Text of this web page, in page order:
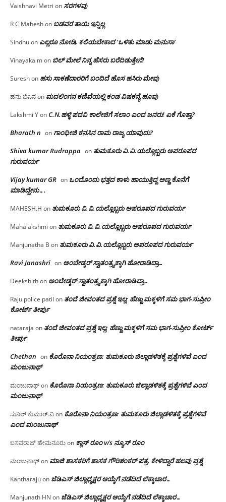
Vaishnavi Metri onಸರಗಳವು
R C Maheshon ಬಡವರ ತಾಯಿ ಇನ್ನಿಲ್ಲ
Sindhuon ಎಲ್ಲರೂ ನೋಡಿ, ಕಲಿಯಬೇಕಾದ ‘ಒಳಿತು ಮಾಡು ಮನುಸಾ’
Vinayaka mon ಬಿಲ್ ಮೇಲೆ ನಿನ್ನ ಹೆಸರು ಬರೆದಿಡುತ್ತೇನೆ!
Sureshon ಹಸು ಸಾಕಣೆದಾರರಿಗೆ ಬಂದಿದೆ ಹೊಸ ಹಸಿರು ಮೇವು
ಹನು ಬಿಎನon ಮದಲಿಂಗನ ಕಣಿವೆಯಲ್ಲಿ ಕಂಡ ವಿಷಕನ್ಯೆ ಹೂವು
Lakshmi YonC.N.ಹಳ್ಳಿ ಪದವಿ ಕಾಲೇಜಿಗೆ ಸಲಾಂ‌ ಎಂದ ಜನರು! ಏಕೆ ಗೊತ್ತಾ?
Bharath n onಗಾಂಧೀಜಿ ಕನಸಿನ ರಾಮ ರಾಜ್ಯ ಯಾವುದು?
Shiva kumar Rudrappa on ತುಮಕೂರು‌ ವಿ.ವಿ.ಯಲ್ಲೊಬ್ಬರು ಅಪರೂಪದ
ಗುರುವರ್ಯ
Vijay kumar GR on ಒಂದೊಂದು ಭತ್ತದ ಕಾಳು ಹಾಯುತ್ತಿದ್ದ ಅಣ್ಣ ಕೊನೆಗೆ
ಮಾಡಿದ್ದೇನು….
MAHESH.H on ತುಮಕೂರು‌ ವಿ.ವಿ.ಯಲ್ಲೊಬ್ಬರು ಅಪರೂಪದ ಗುರುವರ್ಯ
Mahalakshmi on ತುಮಕೂರು‌ ವಿ.ವಿ.ಯಲ್ಲೊಬ್ಬರು ಅಪರೂಪದ ಗುರುವರ್ಯ
Manjunatha B on ತುಮಕೂರು‌ ವಿ.ವಿ.ಯಲ್ಲೊಬ್ಬರು ಅಪರೂಪದ ಗುರುವರ್ಯ
Ravi Janashri on ಅಂಬೇಡ್ಕರ್ ಸ್ವಾತಂತ್ರ್ಯಕ್ಕಾಗಿ ಹೋರಾಡಿದ್ರಾ…
Deekshithon ಅಂಬೇಡ್ಕರ್ ಸ್ವಾತಂತ್ರ್ಯಕ್ಕಾಗಿ ಹೋರಾಡಿದ್ರಾ…
Raju police patil on ತಂದೆ ಜೀವಂತದ ಪ್ರಶ್ನೆ ಇಲ್ಲ: ಹೆಣ್ಣು ಮಕ್ಕಳಿಗೆ ಸಮ ಭಾಗ-ಸುಪ್ರೀಂ
ಕೋರ್ಟ್ ತೀರ್ಪು
nataraja on ತಂದೆ ಜೀವಂತದ ಪ್ರಶ್ನೆ ಇಲ್ಲ: ಹೆಣ್ಣು ಮಕ್ಕಳಿಗೆ ಸಮ ಭಾಗ-ಸುಪ್ರೀಂ ಕೋರ್ಟ್
ತೀರ್ಪು
Chethan on ಕೊರೊನಾ ನಿಯಂತ್ರಣ: ತುಮಕೂರು ಜಿಲ್ಲಾಡಳಿತಕ್ಕೆ ಪ್ರಶ್ನೆಗಳಿವೆ ಎಂದ
ಮಂಜು‌ನಾಥ್
ಮಂಜುನಾಥ್on ಕೊರೊನಾ ನಿಯಂತ್ರಣ: ತುಮಕೂರು ಜಿಲ್ಲಾಡಳಿತಕ್ಕೆ ಪ್ರಶ್ನೆಗಳಿವೆ ಎಂದ
ಮಂಜು‌ನಾಥ್
ಸುನಿಲ್ ಕುಮಾರ್.ವಿon ಕೊರೊನಾ ನಿಯಂತ್ರಣ: ತುಮಕೂರು ಜಿಲ್ಲಾಡಳಿತಕ್ಕೆ ಪ್ರಶ್ನೆಗಳಿವೆ
ಎಂದ ಮಂಜು‌ನಾಥ್
ಬಸವರಾಜ್ ಹೇಮನೂರುon ಕ್ಲಾಸ್ ರೂಂ v/s ನ್ಯೂಸ್ ರೂಂ
ಮಂಜುನಾಥ್on ಮಾಜಿ ಶಾಸಕರಿಗೆ ಶಾಸಕ ಗೌರಿಶಂಕರ್ ಪತ್ರ, ಕೇಳಿದ್ದಾರೆ ಹಲವು ಪ್ರಶ್ನೆ
Kantharajuon ಜೆಡಿಎಸ್ ಜಿಲ್ಲಾಧ್ಯಕ್ಷರ ಆಯ್ಕೆಗೆ ನಡೆದಿದೆ ಲೆಕ್ಕಾಚಾರ…
Manjunath HN on ಜೆಡಿಎಸ್ ಜಿಲ್ಲಾಧ್ಯಕ್ಷರ ಆಯ್ಕೆಗೆ ನಡೆದಿದೆ ಲೆಕ್ಕಾಚಾರ…